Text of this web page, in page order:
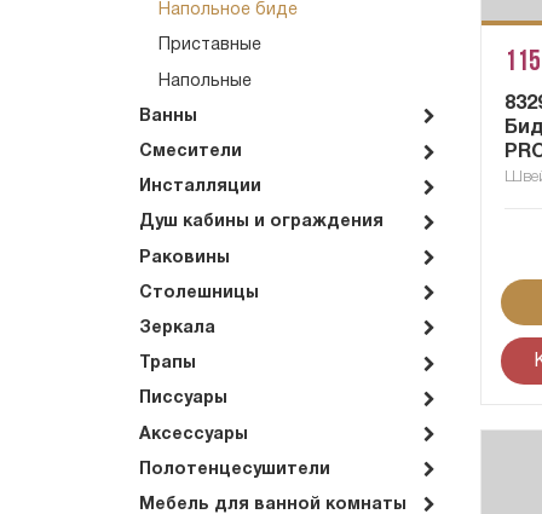
Напольное биде
Приставные
Напольные
Ванны
Смесители
Инсталляции
Душ кабины и ограждения
Раковины
Столешницы
Зеркала
Трапы
Писсуары
Аксессуары
Полотенцесушители
Мебель для ванной комнаты